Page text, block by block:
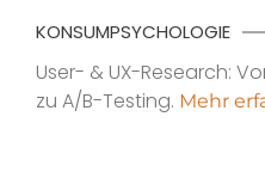
KONSUMPSYCHOLOGIE
User- & UX-Research:
zu A/B-Testing. Mehr